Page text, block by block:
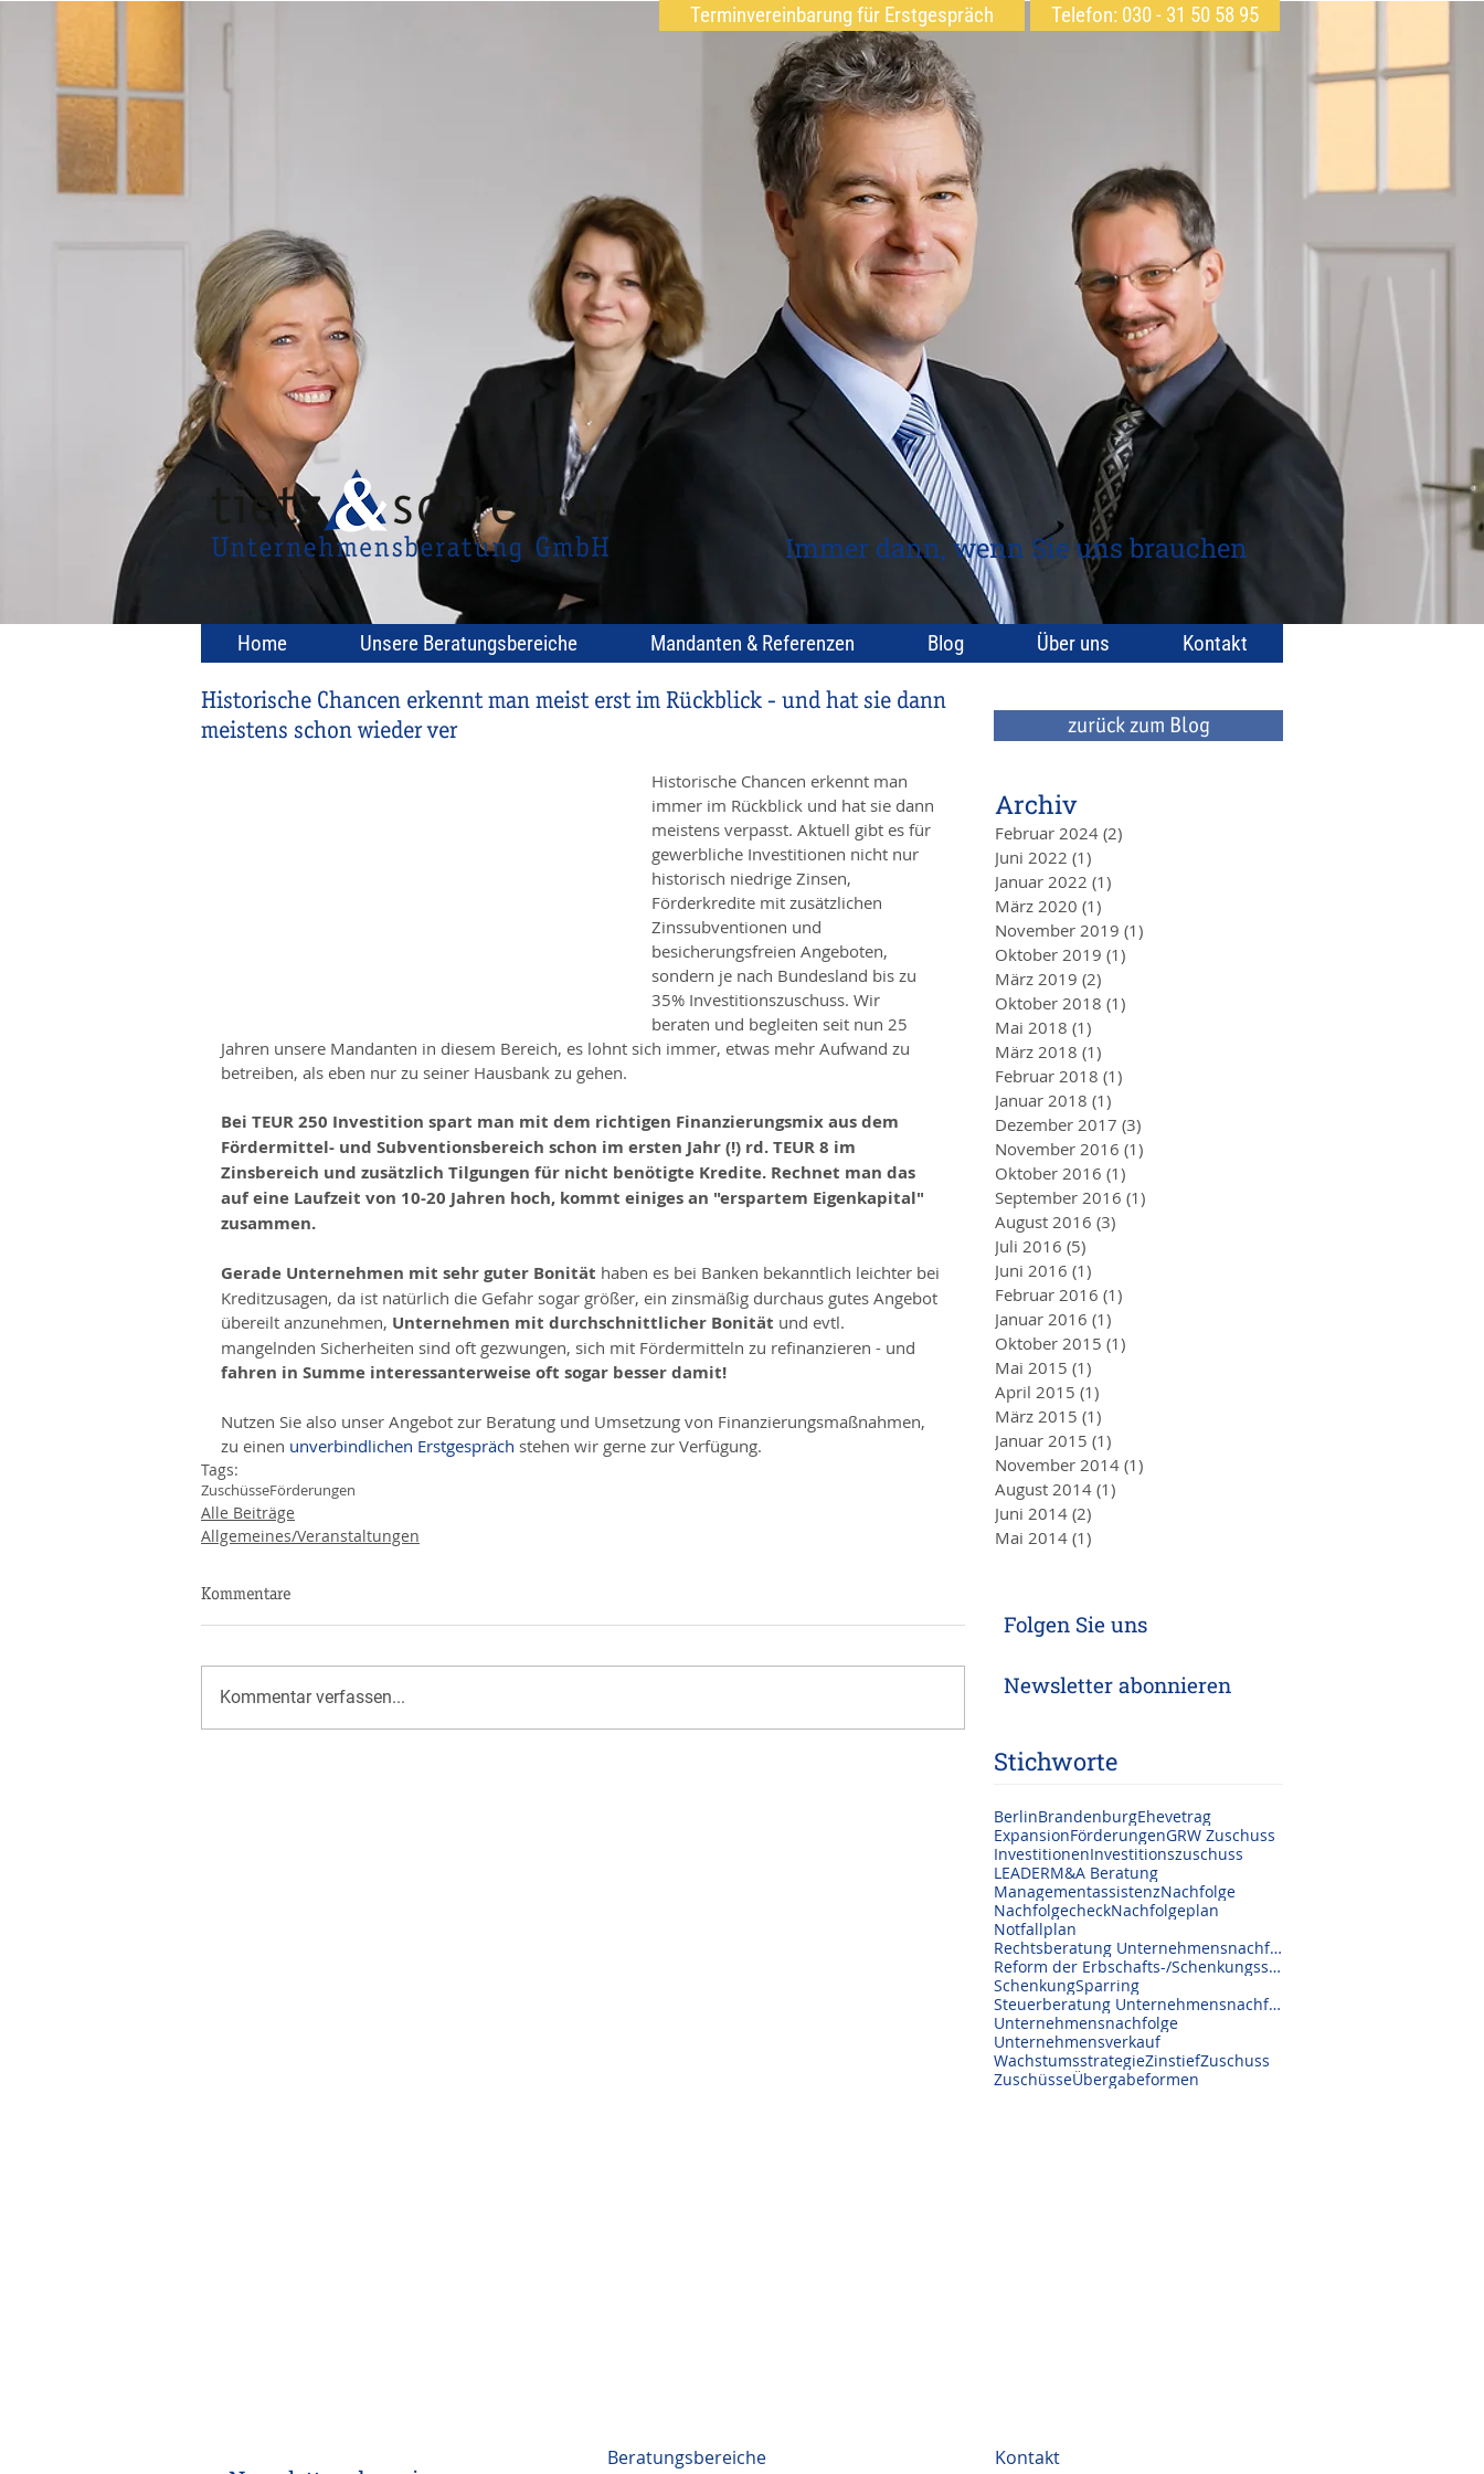
Terminvereinbarung für Erstgespräch
Immer dann, wenn Sie uns brauchen
Telefon: 030 - 31 50 58 95
Home Unsere Beratungsbereiche Mandanten & Referenzen Blog Über uns Kontakt
Historische Chancen erkennt man meist erst im Rückblick - und hat sie dann
meistens schon wieder ver
Historische Chancen erkennt man
immer im Rückblick und hat sie dann
meistens verpasst. Aktuell gibt es für
gewerbliche Investitionen nicht nur
historisch niedrige Zinsen,
Förderkredite mit zusätzlichen
Zinssubventionen und
besicherungsfreien Angeboten,
sondern je nach Bundesland bis zu
35% Investitionszuschuss. Wir
beraten und begleiten seit nun 25
Jahren unsere Mandanten in diesem Bereich, es lohnt sich immer, etwas mehr Aufwand zu
betreiben, als eben nur zu seiner Hausbank zu gehen.
Bei TEUR 250 Investition spart man mit dem richtigen Finanzierungsmix aus dem
Fördermittel- und Subventionsbereich schon im ersten Jahr (!) rd. TEUR 8 im
Zinsbereich und zusätzlich Tilgungen für nicht benötigte Kredite. Rechnet man das
auf eine Laufzeit von 10-20 Jahren hoch, kommt einiges an "erspartem Eigenkapital"
zusammen.
Gerade Unternehmen mit sehr guter Bonität haben es bei Banken bekanntlich leichter bei
Kreditzusagen, da ist natürlich die Gefahr sogar größer, ein zinsmäßig durchaus gutes Angebot
übereilt anzunehmen, Unternehmen mit durchschnittlicher Bonität und evtl.
mangelnden Sicherheiten sind oft gezwungen, sich mit Fördermitteln zu refinanzieren - und
fahren in Summe interessanterweise oft sogar besser damit!
Nutzen Sie also unser Angebot zur Beratung und Umsetzung von Finanzierungsmaßnahmen,
zu einen unverbindlichen Erstgespräch stehen wir gerne zur Verfügung.
Tags:
ZuschüsseFörderungen
Alle Beiträge
Allgemeines/Veranstaltungen
Kommentare
Kommentar verfassen...
zurück zum Blog
Archiv
Februar 2024 (2)
Juni 2022 (1)
Januar 2022 (1)
März 2020 (1)
November 2019 (1)
Oktober 2019 (1)
März 2019 (2)
Oktober 2018 (1)
Mai 2018 (1)
März 2018 (1)
Februar 2018 (1)
Januar 2018 (1)
Dezember 2017 (3)
November 2016 (1)
Oktober 2016 (1)
September 2016 (1)
August 2016 (3)
Juli 2016 (5)
Juni 2016 (1)
Februar 2016 (1)
Januar 2016 (1)
Oktober 2015 (1)
Mai 2015 (1)
April 2015 (1)
März 2015 (1)
Januar 2015 (1)
November 2014 (1)
August 2014 (1)
Juni 2014 (2)
Mai 2014 (1)
Folgen Sie uns
Newsletter abonnieren
Stichworte
BerlinBrandenburgEhevetrag
ExpansionFörderungenGRW Zuschuss
InvestitionenInvestitionszuschuss
LEADERM&A Beratung
ManagementassistenzNachfolge
NachfolgecheckNachfolgeplan
Notfallplan
Rechtsberatung Unternehmensnachfolge
Reform der Erbschafts-/Schenkungssteuer
SchenkungSparring
Steuerberatung Unternehmensnachfolge
Unternehmensnachfolge
Unternehmensverkauf
WachstumsstrategieZinstiefZuschuss
ZuschüsseÜbergabeformen
Beratungsbereiche Kontakt